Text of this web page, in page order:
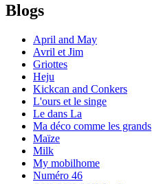
Blogs
April and May
Avril et Jim
Griottes
Heju
Kickcan and Conkers
L'ours et le singe
Le dans La
Ma déco comme les grands
Maïze
Milk
My mobilhome
Numéro 46